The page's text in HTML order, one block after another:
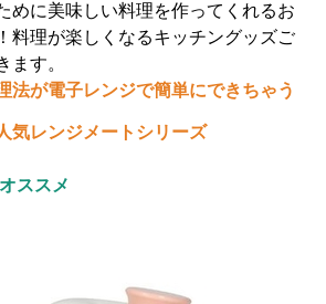
めに美味しい料理を作ってくれるお
料理が楽しくなるキッチングッズご
す。
法が電子レンジで簡単にできちゃう
気レンジメートシリーズ
ススメ